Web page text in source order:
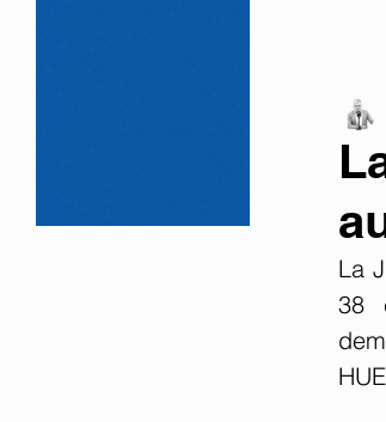
La
38